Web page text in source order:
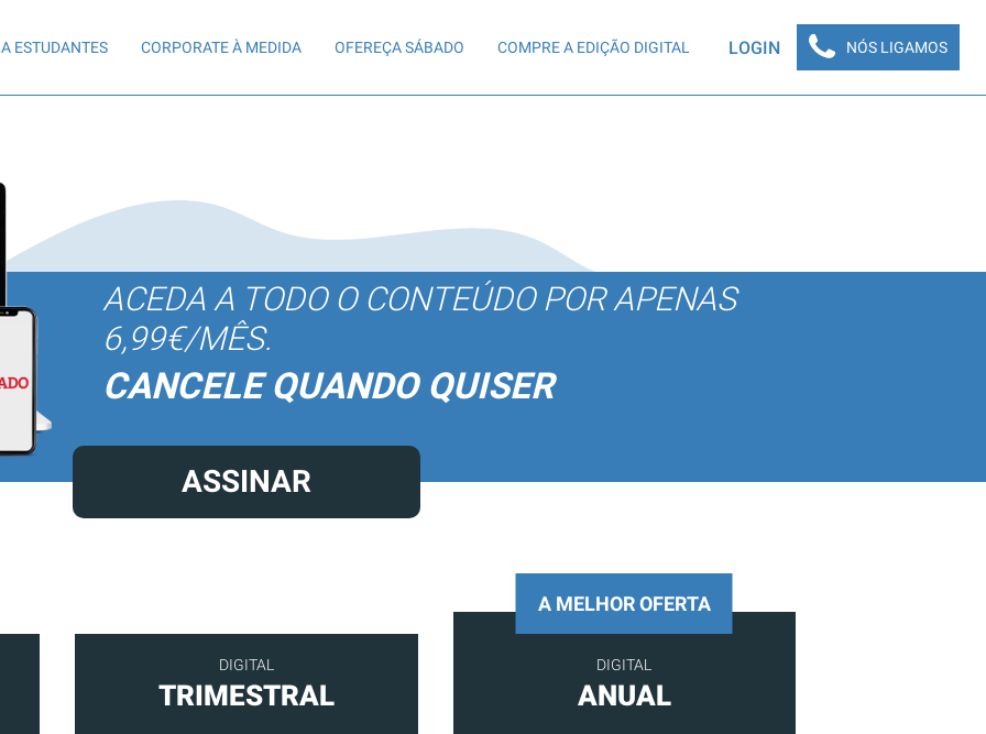
ESTUDANTES CORPORATE À MEDIDA OFEREÇA SÁBADO COMPRE A EDIÇÃO DIGITAL LOGIN NÓS LIGAMOS
ACEDA A TODO O CONTEÚDO POR APENAS
6,99€/MÊS.
CANCELE QUANDO QUISER
ASSINAR
DIGITAL
TRIMESTRAL
A MELHOR OFERTA
DIGITAL
ANUAL